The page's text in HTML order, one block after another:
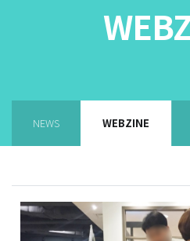
NEWS WEBZINE